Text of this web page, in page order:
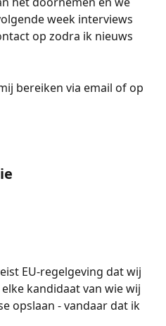
week interviews
op zodra ik nieuws
bereiken via email of op
EU-regelgeving dat wij
kandidaat van wie wij
opslaan - vandaar dat ik